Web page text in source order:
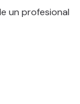
un profesional